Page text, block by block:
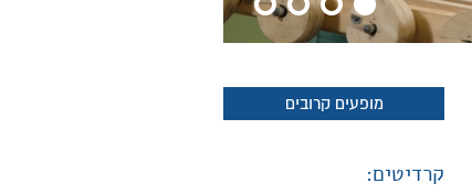
מופעים קרובים
קרדיטים: